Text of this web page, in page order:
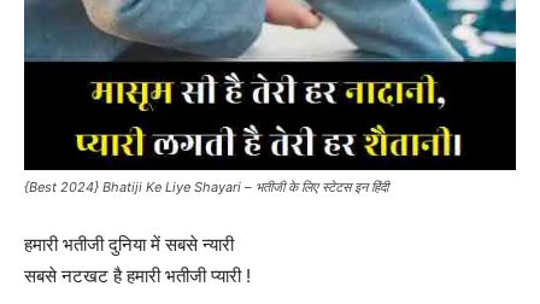
{Best 2024} Bhatiji Ke Liye Shayari – भतीजी के लिए स्टेटस इन हिंदी
हमारी भतीजी दुनिया में सबसे न्यारी
सबसे नटखट है हमारी भतीजी प्यारी !